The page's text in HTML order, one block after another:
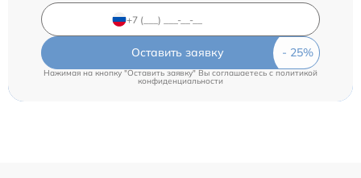
Оставить заявку
Нажимая на кнопку "Оставить заявку" Вы соглашаетесь c политикой
конфиденциальности